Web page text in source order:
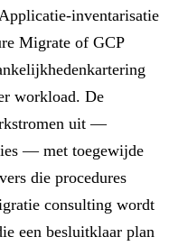
inventarisatie
Migrate of GCP
workload. De
uit —
— met toegewijde
die procedures
consulting wordt
een besluitklaar plan